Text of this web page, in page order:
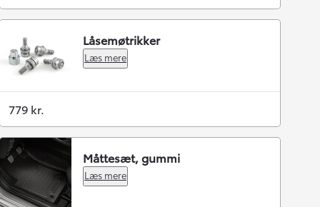
Låsemøtrikker
Læs mere
779 kr.
Måttesæt, gummi
Læs mere